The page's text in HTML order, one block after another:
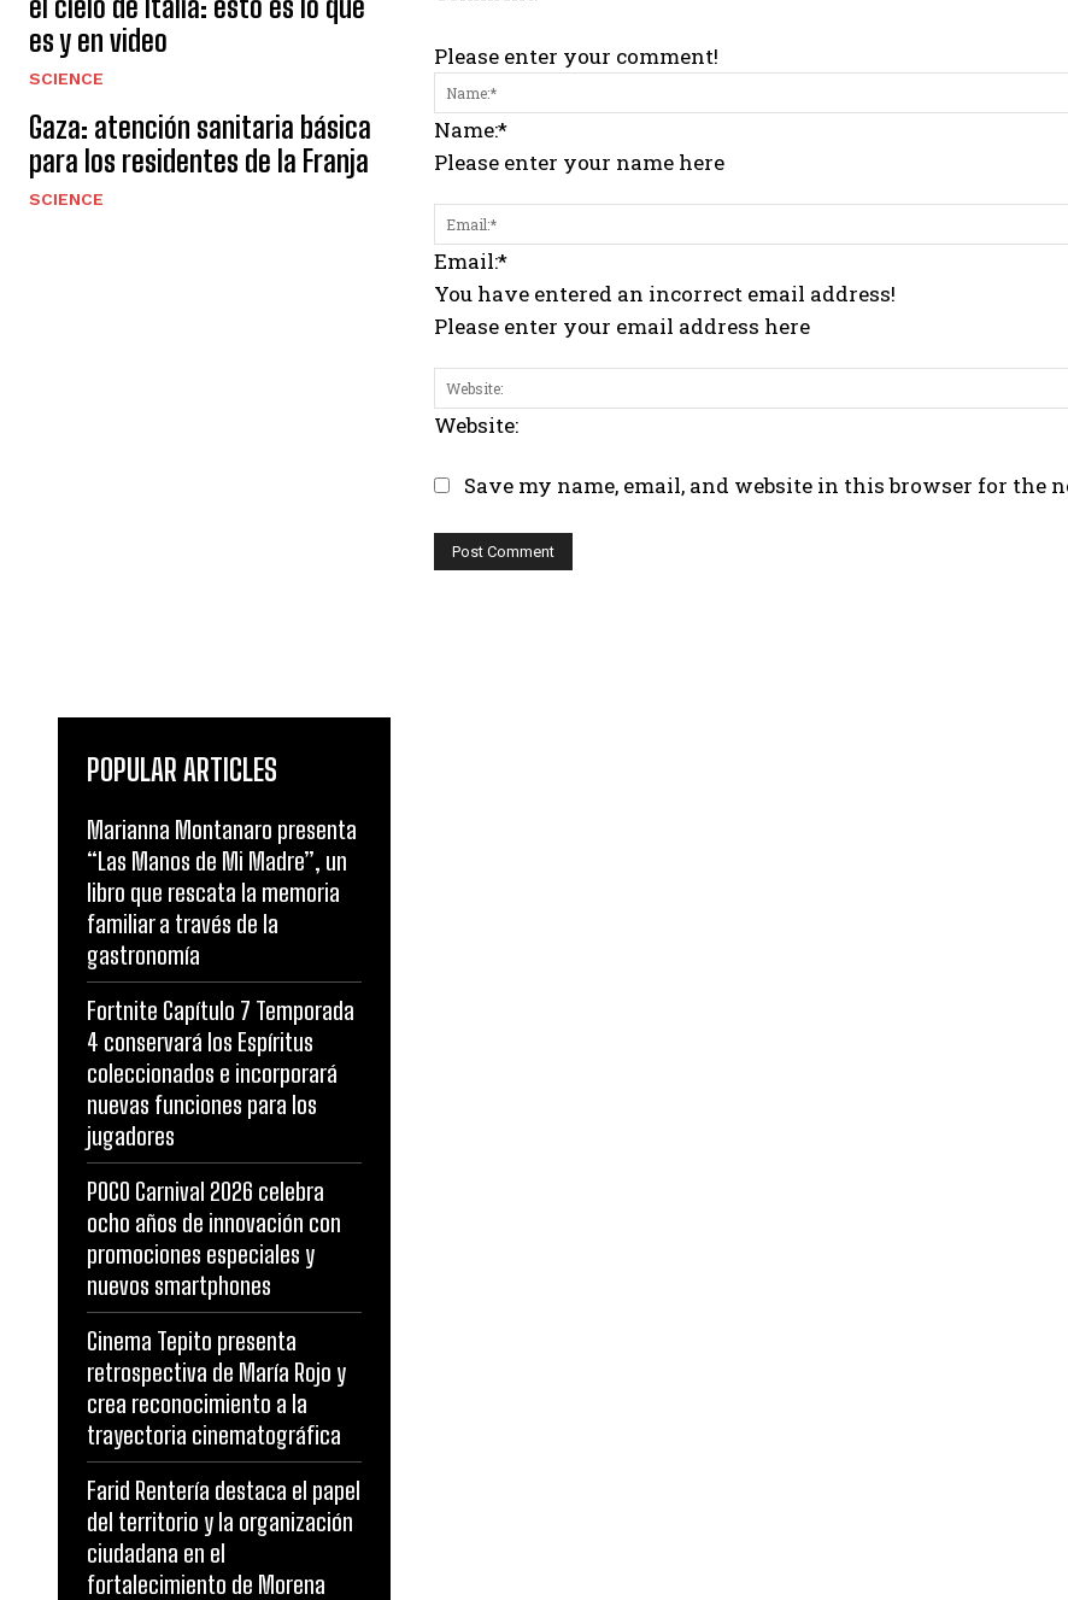
es y en video
SCIENCE
Gaza: atención sanitaria básica
para los residentes de la Franja
SCIENCE
Please enter your comment!
Name:*
Please enter your name here
Email:*
You have entered an incorrect email address!
Please enter your email address here
Website:
Save my name, email, and website in this browser for the
POPULAR ARTICLES
Marianna Montanaro presenta
“Las Manos de Mi Madre”, un
libro que rescata la memoria
familiar a través de la
gastronomía
Fortnite Capítulo 7 Temporada
4 conservará los Espíritus
coleccionados e incorporará
nuevas funciones para los
jugadores
POCO Carnival 2026 celebra
ocho años de innovación con
promociones especiales y
nuevos smartphones
Cinema Tepito presenta
retrospectiva de María Rojo y
crea reconocimiento a la
trayectoria cinematográfica
Farid Rentería destaca el papel
del territorio y la organización
ciudadana en el
fortalecimiento de Morena